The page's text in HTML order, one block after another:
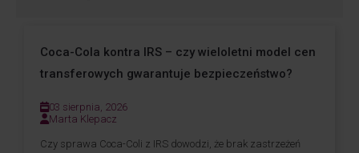
Coca-Cola kontra IRS – czy wieloletni model cen
transferowych gwarantuje bezpieczeństwo?
03 sierpnia, 2026
Marta Klepacz
Czy sprawa Coca-Coli z IRS dowodzi, że brak zastrzeżeń